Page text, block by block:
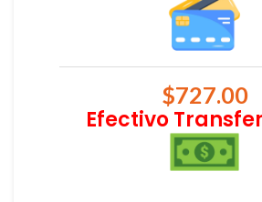
$727.00
Efectivo